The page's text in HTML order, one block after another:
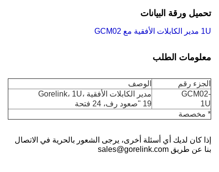
تحميل ورقة البيانات
1U مدير الكابلات الأفقية مع GCM02
معلومات الطلب
الجزء رقم
الوصف
GCM02-
1U
مدير الكابلات الأفقية Gorelink، 1U،
19 "صعود رف، 24 فتحة
* مخصصة
إذا كان لديك أي أسئلة أخرى، يرجى الشعور بالحرية في الاتصال
بنا عن طريق sales@gorelink.com